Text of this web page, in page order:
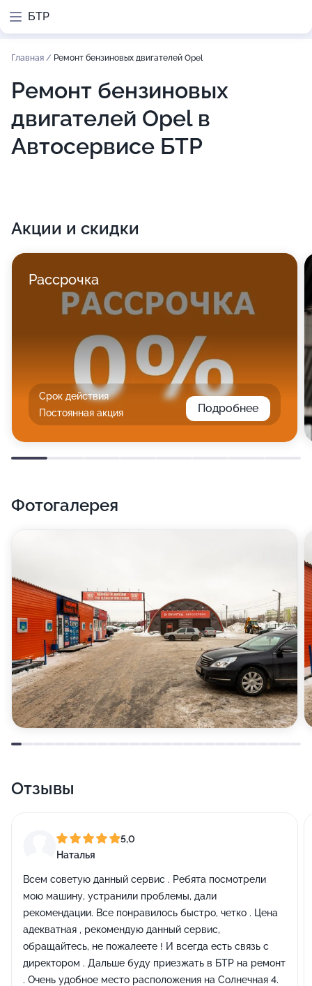
БТР
Главная / Ремонт бензиновых двигателей Opel
Ремонт бензиновых
двигателей Opel в
Автосервисе БТР
Акции и скидки
Рассрочка
Срок действия
Постоянная акция
Подробнее
Фотогалерея
Отзывы
5,0
Наталья
Всем советую данный сервис . Ребята посмотрели
мою машину, устранили проблемы, дали
рекомендации. Все понравилось быстро, четко . Цена
адекватная , рекомендую данный сервис,
обращайтесь, не пожалеете ! И всегда есть связь с
директором . Дальше буду приезжать в БТР на ремонт
. Очень удобное место расположения на Солнечная 4.